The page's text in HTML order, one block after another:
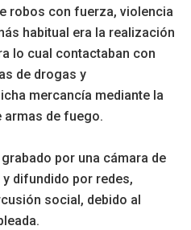
robos con fuerza, violencia
habitual era la realización
lo cual contactaban con
de drogas y
mercancía mediante la
armas de fuego.
por una cámara de
difundido por redes,
social, debido al